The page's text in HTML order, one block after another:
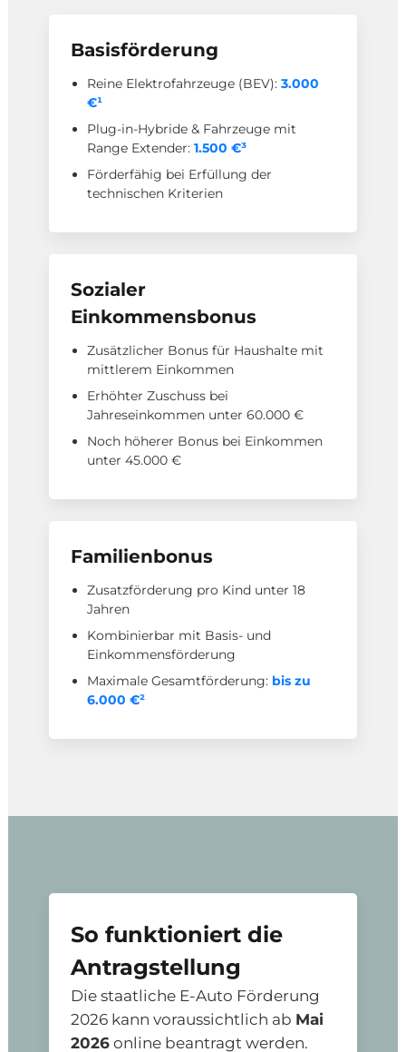
Basisförderung
Reine Elektrofahrzeuge (BEV): 3.000
€¹
Plug-in-Hybride & Fahrzeuge mit
Range Extender: 1.500 €³
Förderfähig bei Erfüllung der
technischen Kriterien
Sozialer
Einkommensbonus
Zusätzlicher Bonus für Haushalte mit
mittlerem Einkommen
Erhöhter Zuschuss bei
Jahreseinkommen unter 60.000 €
Noch höherer Bonus bei Einkommen
unter 45.000 €
Familienbonus
Zusatzförderung pro Kind unter 18
Jahren
Kombinierbar mit Basis- und
Einkommensförderung
Maximale Gesamtförderung: bis zu
6.000 €²
So funktioniert die
Antragstellung
Die staatliche E-Auto Förderung
2026 kann voraussichtlich ab Mai
2026online beantragt werden.